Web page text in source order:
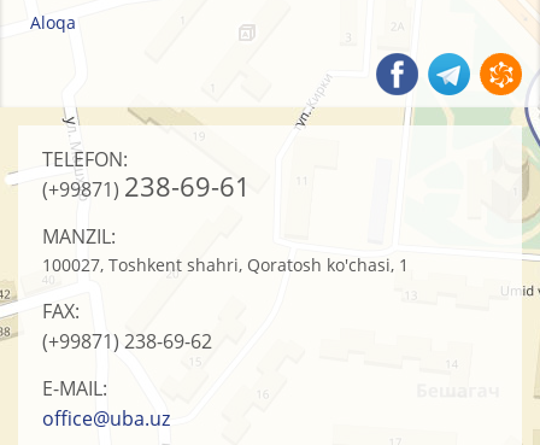
Aloqa
TELEFON:
(+99871) 238-69-61
MANZIL:
100027, Toshkent shahri, Qoratosh ko'chasi, 1
FAX:
(+99871) 238-69-62
E-MAIL:
office@uba.uz